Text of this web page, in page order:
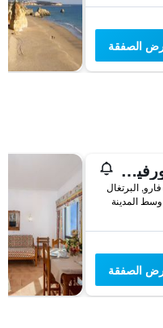
الصفقة
كلوب ألفورفيرياس
البرتغال
الصفقة